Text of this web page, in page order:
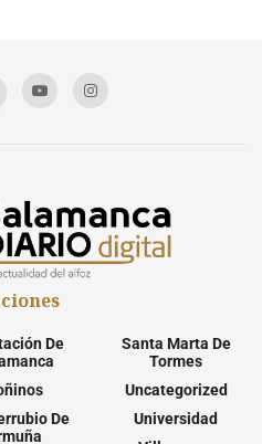
De
De
Santa Marta De
Tormes
Uncategorized
Universidad